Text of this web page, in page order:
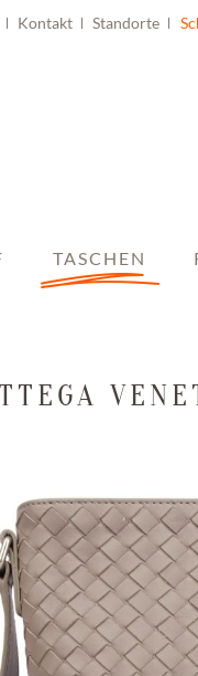
Kontakt Standorte
TASCHEN